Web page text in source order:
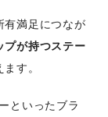
有満足につなが
プが持つステー
ます。
といったブラ